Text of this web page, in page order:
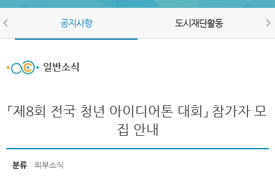
공지사항 도시재단활동
일반소식
「제8회 전국 청년 아이디어톤 대회」 참가자 모
집 안내
분류 : 외부소식